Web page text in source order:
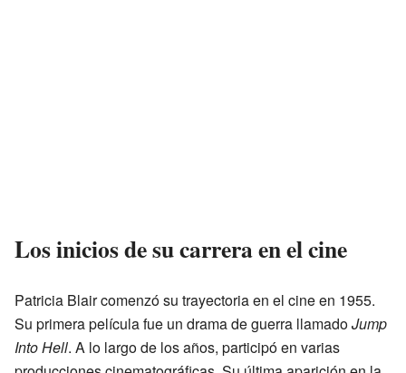
Los inicios de su carrera en el cine
Patricia Blair comenzó su trayectoria en el cine en 1955.
Su primera película fue un drama de guerra llamadoJump
Into Hell. A lo largo de los años, participó en varias